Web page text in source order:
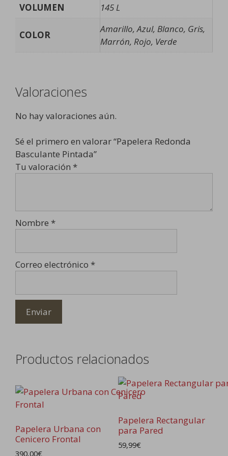
VOLUMEN 145 L
COLOR
Amarillo, Azul, Blanco, Gris,
Marrón, Rojo, Verde
Valoraciones
No hay valoraciones aún.
Sé el primero en valorar “Papelera Redonda
Basculante Pintada”
Tu valoración *
Nombre *
Correo electrónico *
Productos relacionados
Papelera Urbana con
Cenicero Frontal
390,00€
Papelera Rectangular
para Pared
59,99€